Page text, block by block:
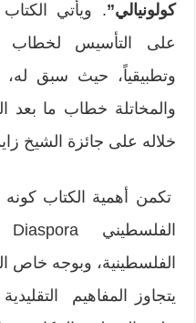
كولونيالي”. ويأتي
على التأسيس لخطاب ما
وتطبيقياً، حيث سبق
والمخاتلة خطاب ما بعد
خلاله على جائزة الشيخ زايد
تكمن أهمية الكتاب
الفلسطينية، وبوجه خاص
يتجاوز المفاهيم